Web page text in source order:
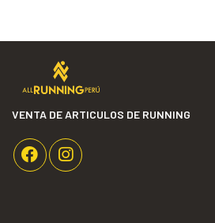
VENTA DE ARTICULOS DE RUNNING